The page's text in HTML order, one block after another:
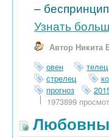
–
Узнать
Автор Никита
овен
телец
стрелец
прогноз
1973899